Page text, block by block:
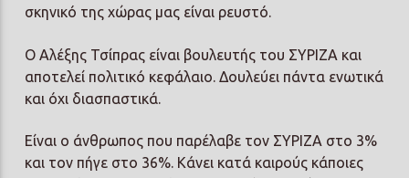
σκηνικό της χώρας μας είναι ρευστό.
Ο Αλέξης Τσίπρας είναι βουλευτής του ΣΥΡΙΖΑ και
αποτελεί πολιτικό κεφάλαιο. Δουλεύει πάντα ενωτικά
και όχι διασπαστικά.
Είναι ο άνθρωπος που παρέλαβε τον ΣΥΡΙΖΑ στο 3%
και τον πήγε στο 36%. Κάνει κατά καιρούς κάποιες